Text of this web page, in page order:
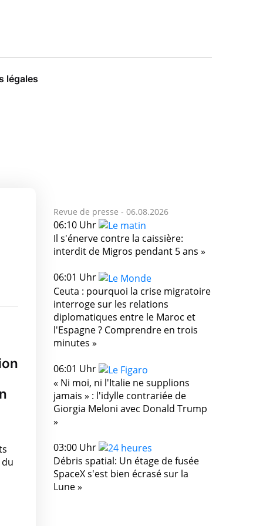
légales
Revue de presse - 06.08.2026
06:10 Uhr
Il s'énerve contre la caissière:
interdit de Migros pendant 5 ans »
06:01 Uhr
Ceuta : pourquoi la crise migratoire
interroge sur les relations
diplomatiques entre le Maroc et
l'Espagne ? Comprendre en trois
minutes »
06:01 Uhr
« Ni moi, ni l'Italie ne supplions
jamais » : l'idylle contrariée de
Giorgia Meloni avec Donald Trump
»
03:00 Uhr
Débris spatial: Un étage de fusée
SpaceX s'est bien écrasé sur la
Lune »